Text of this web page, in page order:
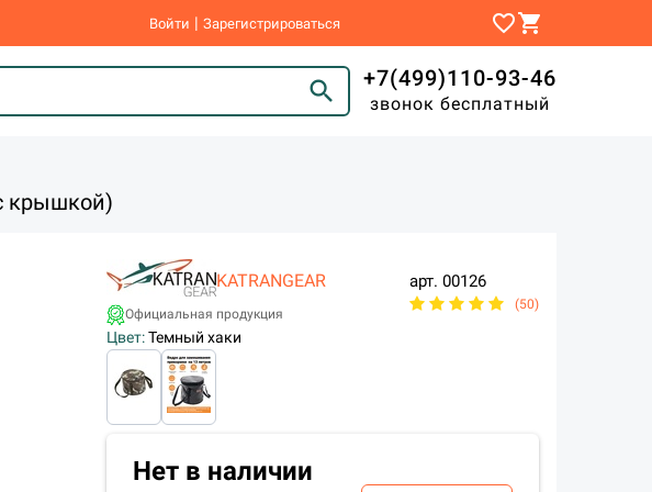
Войти | Зарегистрироваться favorite_bordershopping_cart
search +7(499)110-93-46
звонок бесплатный
крышкой)
KATRANGEAR
Официальная продукция
арт. 00126
(50)
Цвет:Темный хаки
Нет в наличии